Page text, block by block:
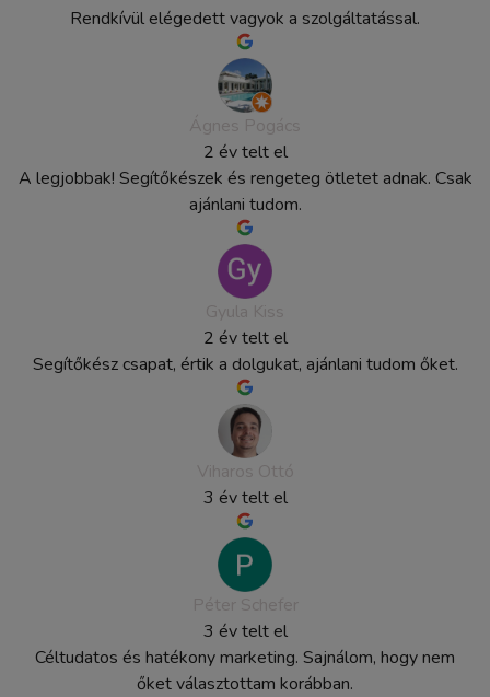
Rendkívül elégedett vagyok a szolgáltatással.
2 év telt el
A legjobbak! Segítőkészek és rengeteg ötletet adnak. Csak
ajánlani tudom.
2 év telt el
Segítőkész csapat, értik a dolgukat, ajánlani tudom őket.
3 év telt el
3 év telt el
Céltudatos és hatékony marketing. Sajnálom, hogy nem
őket választottam korábban.